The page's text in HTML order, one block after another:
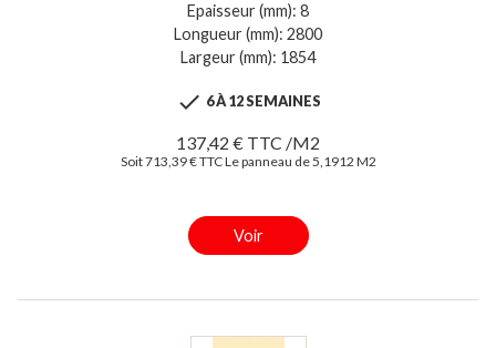
Epaisseur (mm): 8
Longueur (mm): 2800
Largeur (mm): 1854
 6 À 12 SEMAINES
137,42 € TTC /M2
Soit 713,39 € TTC Le panneau de 5,1912 M2
Voir